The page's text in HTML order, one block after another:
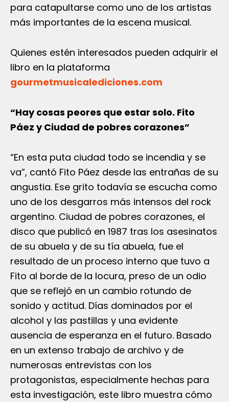
para catapultarse como uno de los artistas
más importantes de la escena musical.
Quienes estén interesados pueden adquirir el
libro en la plataforma
gourmetmusicalediciones.com
“Hay cosas peores que estar solo. Fito
Páez y Ciudad de pobres corazones”
“En esta puta ciudad todo se incendia y se
va”, cantó Fito Páez desde las entrañas de su
angustia. Ese grito todavía se escucha como
uno de los desgarros más intensos del rock
argentino. Ciudad de pobres corazones, el
disco que publicó en 1987 tras los asesinatos
de su abuela y de su tía abuela, fue el
resultado de un proceso interno que tuvo a
Fito al borde de la locura, preso de un odio
que se reflejó en un cambio rotundo de
sonido y actitud. Días dominados por el
alcohol y las pastillas y una evidente
ausencia de esperanza en el futuro. Basado
en un extenso trabajo de archivo y de
numerosas entrevistas con los
protagonistas, especialmente hechas para
esta investigación, este libro muestra cómo